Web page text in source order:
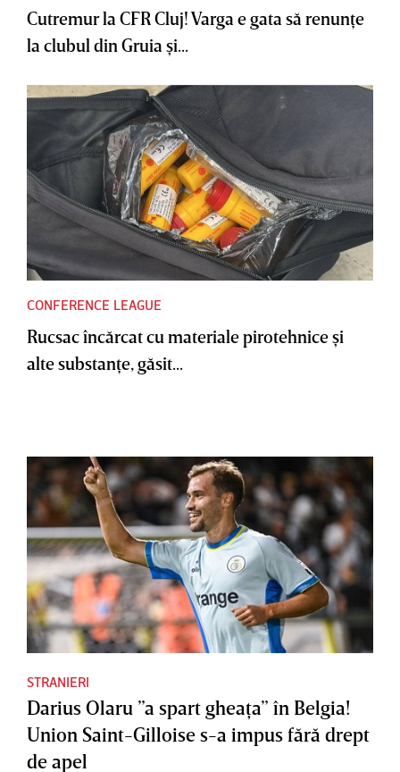
Cutremur la CFR Cluj! Varga e gata să renunţe
la clubul din Gruia şi...
CONFERENCE LEAGUE
Rucsac încărcat cu materiale pirotehnice şi
alte substanţe, găsit...
STRANIERI
Darius Olaru ”a spart gheaţa” în Belgia!
Union Saint-Gilloise s-a impus fără drept
de apel